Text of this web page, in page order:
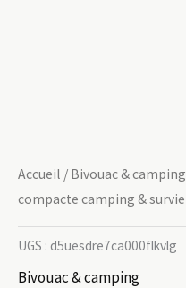
Accueil / Bivouac & camping
compacte camping & survie
UGS : d5uesdre7ca000flkvlg
Bivouac & camping